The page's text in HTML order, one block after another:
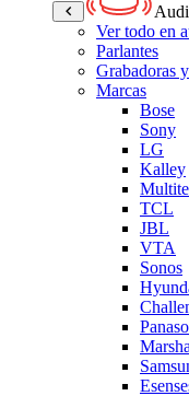
Ver todo en
Parlantes
Grabadoras
Marcas
Bose
Sony
LG
Kalley
TCL
JBL
VTA
Sonos